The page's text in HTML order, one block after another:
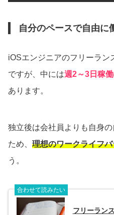
自分のペースで自由に
iOSエンジニアのフリーラン
ですが、中には週2～3日稼
あります。
独立後は会社員よりも自身
ため、 理想のワークライフ
う。
合わせて読みたい
フリーラン